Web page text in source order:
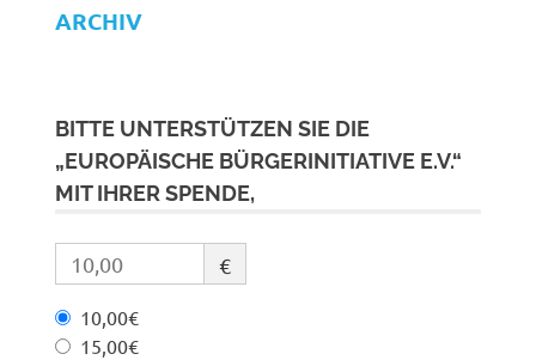
ARCHIV
BITTE UNTERSTÜTZEN SIE DIE
„EUROPÄISCHE BÜRGERINITIATIVE E.V.“
MIT IHRER SPENDE,
€
10,00€
15,00€